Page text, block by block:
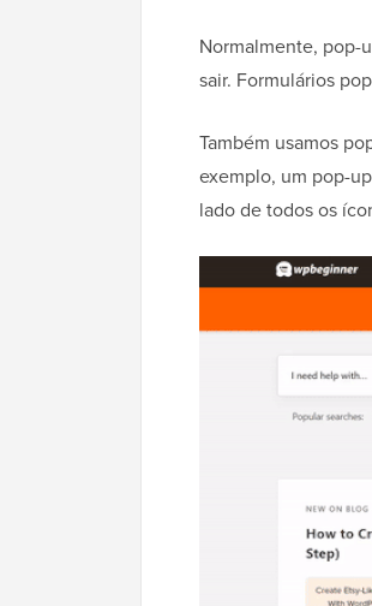
Normalmente, pop-
sair. Formulários
Também usamos
exemplo, um pop-
lado de todos os